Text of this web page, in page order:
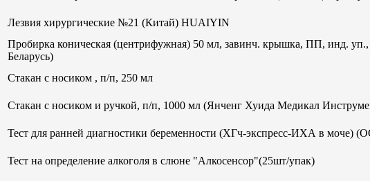
Лезвия хирургические №21 (Китай) HUAIYIN
Пробирка коническая (центрифужная) 50 мл, завинч. крышка, ПП, инд.
Беларусь)
Стакан с носиком , п/п, 250 мл
Стакан с носиком и ручкой, п/п, 1000 мл (Янченг Хуида Медикал
Тест для ранней диагностики беременности (ХГч-экспресс-ИХА в
Тест на определение алкоголя в слюне "Алкосенсор"(25шт/упак)